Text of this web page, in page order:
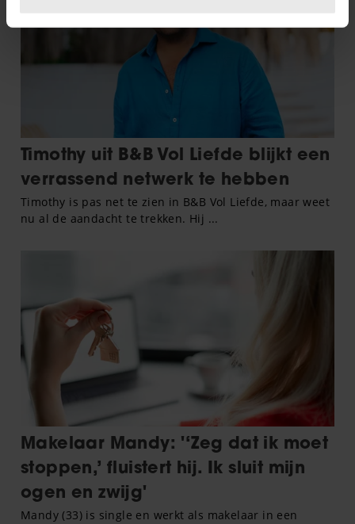
intrekken in de Cookieverklaring.
We gebruiken cookies om content en advertenties te
personaliseren, om functies voor social media te bieden
en om ons websiteverkeer te analyseren. Ook delen we
informatie over uw gebruik van onze site met onze
partners voor social media, adverteren en analyse. Deze
partners kunnen deze gegevens combineren met andere
informatie die u aan ze heeft verstrekt of die ze hebben
verzameld op basis van uw gebruik van hun services. U
gaat akkoord met onze cookies als u onze website blijft